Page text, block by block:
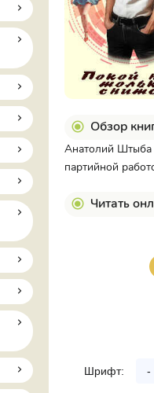
Обзор
Анатолий Штыба
партийной
Читать
Шрифт: -